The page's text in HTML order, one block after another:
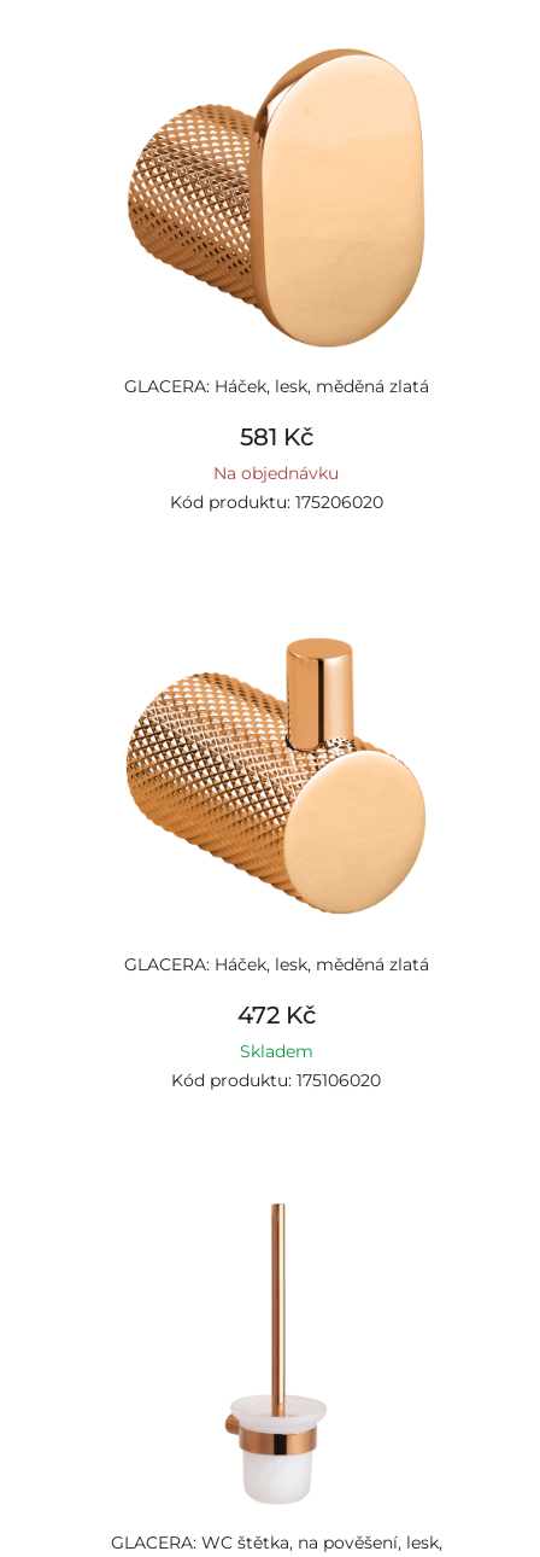
GLACERA: Háček, lesk, měděná zlatá
581 Kč
Na objednávku
Kód produktu: 175206020
GLACERA: Háček, lesk, měděná zlatá
472 Kč
Skladem
Kód produktu: 175106020
GLACERA: WC štětka, na pověšení, lesk,